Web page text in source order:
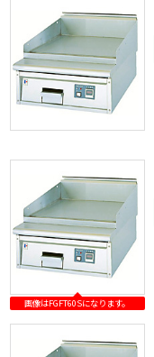
画像はFGFT60Sになります。